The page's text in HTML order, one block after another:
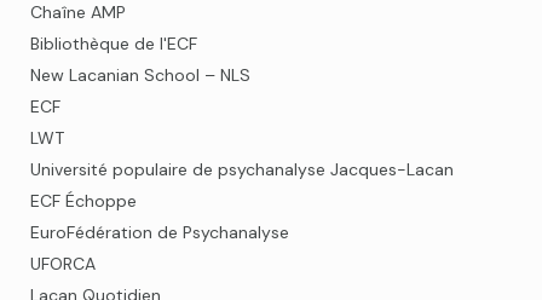
Chaîne AMP
Bibliothèque de l'ECF
New Lacanian School – NLS
ECF
LWT
Université populaire de psychanalyse Jacques-Lacan
ECF Échoppe
EuroFédération de Psychanalyse
UFORCA
Lacan Quotidien